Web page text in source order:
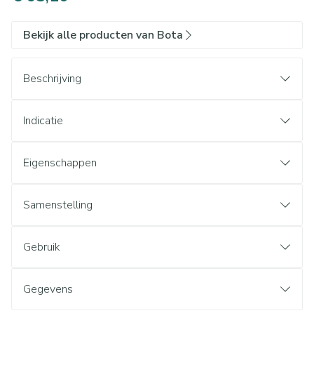
Bekijk alle producten van Bota
Beschrijving
Indicatie
Eigenschappen
Samenstelling
Gebruik
Gegevens